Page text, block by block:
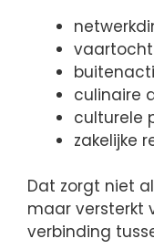
culinaire
culturele
zakelijke
Dat zorgt niet
maar versterkt
verbinding